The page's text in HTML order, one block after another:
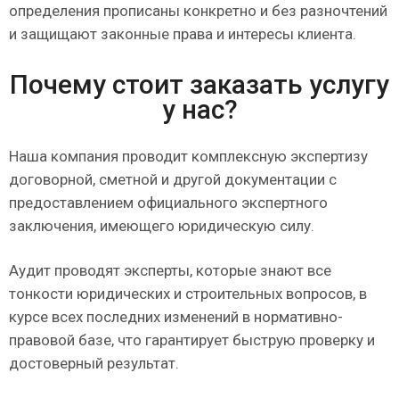
определения прописаны конкретно и без разночтений
и защищают законные права и интересы клиента.
Почему стоит заказать услугу
у нас?
Наша компания проводит комплексную экспертизу
договорной, сметной и другой документации с
предоставлением официального экспертного
заключения, имеющего юридическую силу.
Аудит проводят эксперты, которые знают все
тонкости юридических и строительных вопросов, в
курсе всех последних изменений в нормативно-
правовой базе, что гарантирует быструю проверку и
достоверный результат.